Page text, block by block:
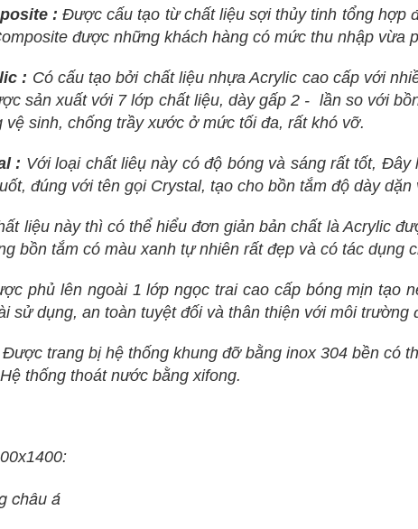
: Được cấu tạo từ chất liệu sợi thủy tinh tổng hợp
được những khách hàng có mức thu nhập vừa
: Có cấu tạo bởi chất liệu nhựa Acrylic cao cấp với
sản xuất với 7 lớp chất liệu, dày gấp 2 - lần so với
vệ sinh, chống trầy xước ở mức tối đa, rất khó vỡ.
: Với loại chất liêụ này có độ bóng và sáng rất tốt,
đúng với tên gọi Crystal, tạo cho bồn tắm độ dày
liệu này thì có thể hiểu đơn giản bản chất là Acrylic
bồn tắm có màu xanh tự nhiên rất đẹp và có tác dụng
phủ lên ngoài 1 lớp ngọc trai cao cấp bóng mịn tạo
sử dụng, an toàn tuyệt đối và thân thiện với môi trường
Được trang bị hệ thống khung đỡ bằng inox 304 bền có
thống thoát nước bằng xifong.
châu á